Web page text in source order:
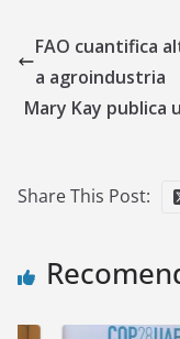
FAO cuantifica
a agroindustria
Mary Kay publica
Share This Post: